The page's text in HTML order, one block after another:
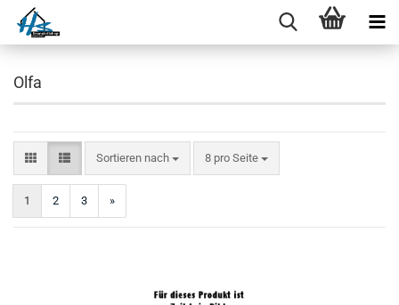
Olfa
Sortieren nach
Sortieren nach 8 pro Seite
pro Seite
1 2 3 »